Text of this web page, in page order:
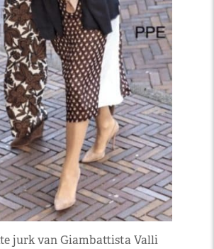
jurk van Giambattista Valli